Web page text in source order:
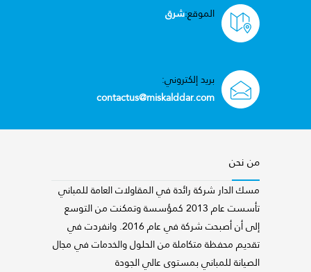
الموقع:شرق
بريد إلكتروني:
contactus@miskalddar.com
من نحن
مسك الدار شركة رائدة في المقاولات العامة للمباني
تأسست عام 2013 كمؤسسة وتمكنت من التوسع
إلى أن أصبحت شركة في عام 2016. وانفردت في
تقديم محفظة متكاملة من الحلول والخدمات في مجال
الصيانة للمباني بمستوى عالي الجودة